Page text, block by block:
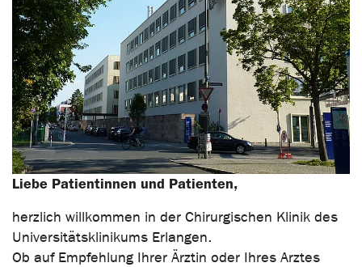
Liebe Patientinnen und Patienten,
herzlich willkommen in der Chirurgischen Klinik des
Universitätsklinikums Erlangen.
Ob auf Empfehlung Ihrer Ärztin oder Ihres Arztes